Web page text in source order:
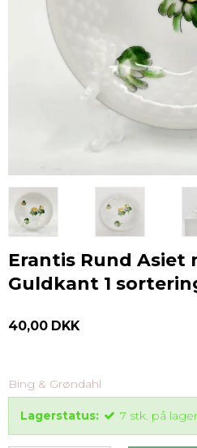
Erantis Rund Asiet
Guldkant 1
40,00 DKK
Bing & Grøndahl
Lagerstatus: 7 stk. på lager